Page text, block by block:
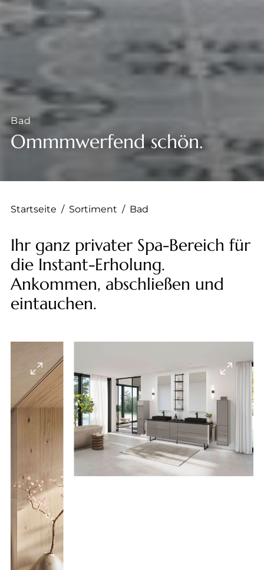
Bad
Ommmwerfend schön.
Startseite / Sortiment / Bad
Ihr ganz privater Spa-Bereich für
die Instant-Erholung.
Ankommen, abschließen und
eintauchen.